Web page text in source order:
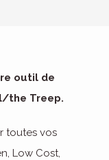
outil de
the Treep.
toutes vos
Low Cost,